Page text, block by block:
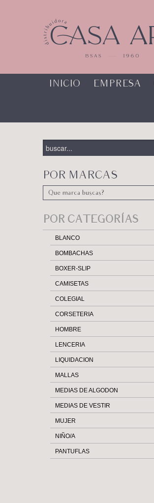
Casa Ari>
INICIO EMPRESA
POR MARCAS
POR CATEGORÍAS
BLANCO
BOMBACHAS
BOXER-SLIP
CAMISETAS
COLEGIAL
CORSETERIA
HOMBRE
LENCERIA
LIQUIDACION
MALLAS
MEDIAS DE ALGODON
MEDIAS DE VESTIR
MUJER
NIÑO/A
PANTUFLAS